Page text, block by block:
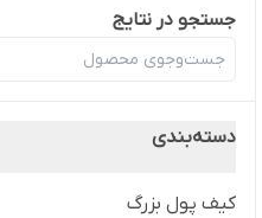
جستجو در نتایج
دسته‌بندی
کیف پول بزرگ